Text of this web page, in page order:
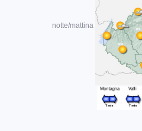
notte/mattina